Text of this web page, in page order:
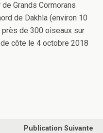
Grands Cormorans
de Dakhla (environ 10
de 300 oiseaux sur
côte le 4 octobre 2018
Publication Suivante